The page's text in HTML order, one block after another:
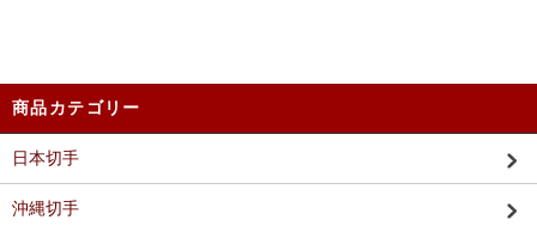
商品カテゴリー
日本切手
沖縄切手